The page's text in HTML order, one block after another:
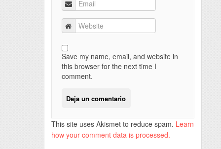
Save my name, email, and website in
this browser for the next time I
comment.
This site uses Akismet to reduce spam. Learn
how your comment data is processed.